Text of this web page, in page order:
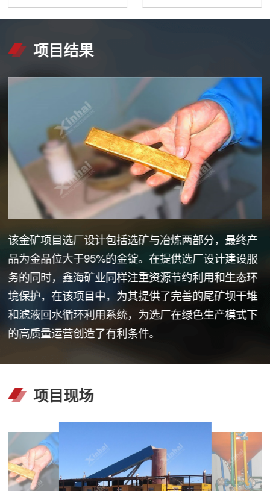
项目结果
该金矿项目选厂设计包括选矿与冶炼两部分，最终产
品为金品位大于95%的金锭。在提供选厂设计建设服
务的同时，鑫海矿业同样注重资源节约利用和生态环
境保护，在该项目中，为其提供了完善的尾矿坝干堆
和滤液回水循环利用系统，为选厂在绿色生产模式下
的高质量运营创造了有利条件。
项目现场